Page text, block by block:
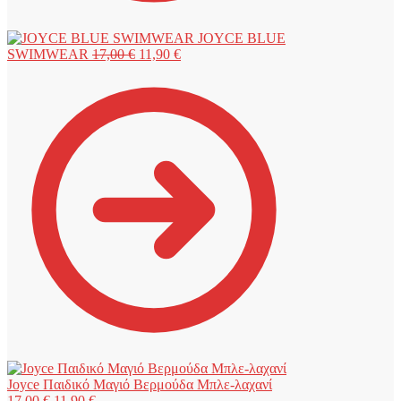
JOYCE BLUE
SWIMWEAR 17,00€ Original
was:
11,90 €Η
είναι:
11,90 €.
Joyce Παιδικό Μαγιό Βερμούδα Μπλε-λαχανί